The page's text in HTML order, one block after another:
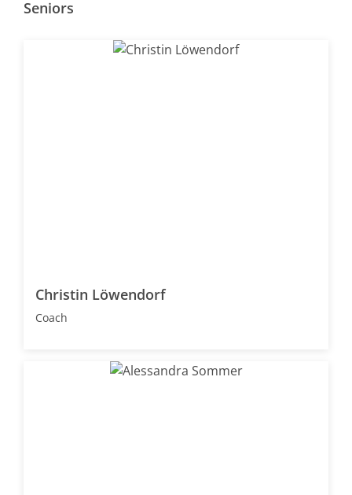
Seniors
Christin Löwendorf
Coach